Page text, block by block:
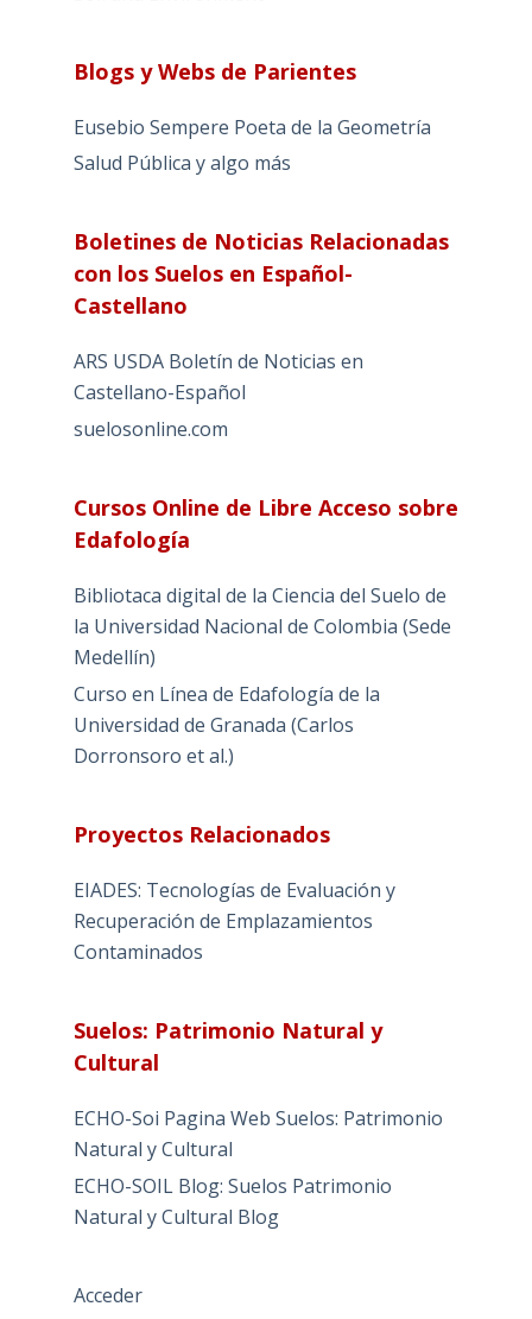
Blogs y Webs de Parientes
Eusebio Sempere Poeta de la Geometría
Salud Pública y algo más
Boletines de Noticias Relacionadas
con los Suelos en Español-
Castellano
ARS USDA Boletín de Noticias en
Castellano-Español
suelosonline.com
Cursos Online de Libre Acceso sobre
Edafología
Bibliotaca digital de la Ciencia del Suelo de
la Universidad Nacional de Colombia (Sede
Medellín)
Curso en Línea de Edafología de la
Universidad de Granada (Carlos
Dorronsoro et al.)
Proyectos Relacionados
EIADES: Tecnologías de Evaluación y
Recuperación de Emplazamientos
Contaminados
Suelos: Patrimonio Natural y
Cultural
ECHO-Soi Pagina Web Suelos: Patrimonio
Natural y Cultural
ECHO-SOIL Blog: Suelos Patrimonio
Natural y Cultural Blog
Acceder